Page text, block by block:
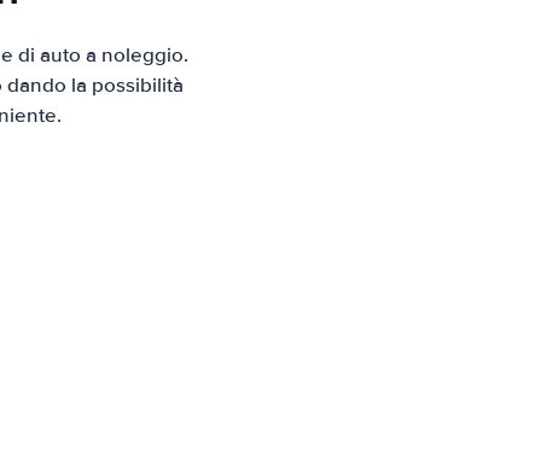
di auto a noleggio.
la possibilità